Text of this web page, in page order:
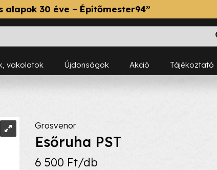
alapok 30 éve – Építőmester94”
vakolatok Újdonságok Akció Tájékoztató
Grosvenor
Esőruha PST
6 500 Ft/db